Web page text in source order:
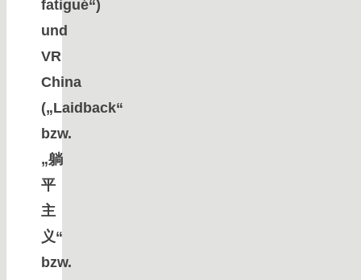
fatigué“)
und
VR
China
(„Laidback“
bzw.
„躺
平
主
义“
bzw.